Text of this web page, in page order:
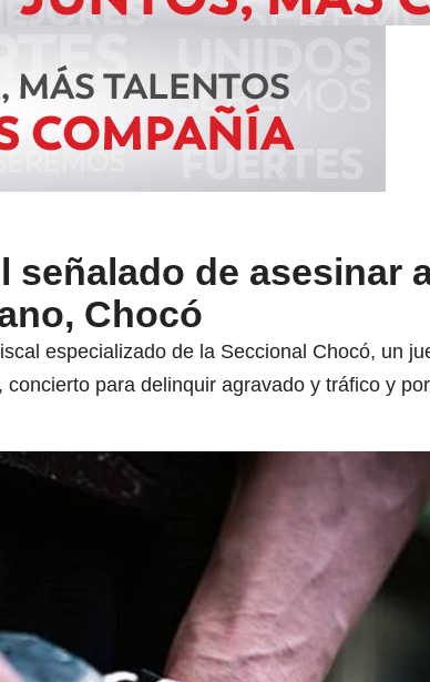
señalado de asesinar
Chocó
especializado de la Seccional Chocó, un
concierto para delinquir agravado y tráfico y